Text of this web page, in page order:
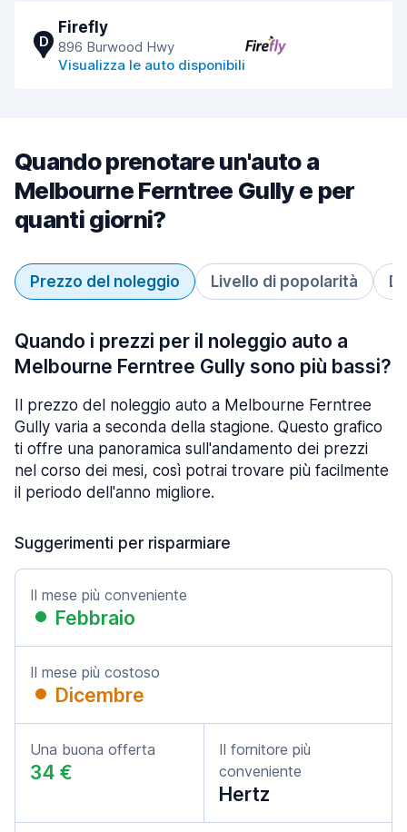
D
Firefly
896 Burwood Hwy
Visualizza le auto disponibili
Quando prenotare un'auto a
Melbourne Ferntree Gully e per
quanti giorni?
Prezzo del noleggio Livello di popolarità
Quando i prezzi per il noleggio auto a
Melbourne Ferntree Gully sono più bassi?
Il prezzo del noleggio auto a Melbourne Ferntree
Gully varia a seconda della stagione. Questo grafico
ti offre una panoramica sull'andamento dei prezzi
nel corso dei mesi, così potrai trovare più facilmente
il periodo dell'anno migliore.
Suggerimenti per risparmiare
Il mese più conveniente
Febbraio
Il mese più costoso
Dicembre
Una buona offerta
34 €
Il fornitore più
conveniente
Hertz